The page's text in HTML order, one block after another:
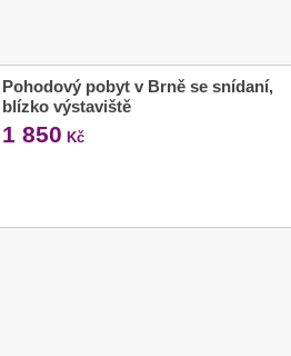
Pohodový pobyt v Brně se snídaní,
blízko výstaviště
1 850 Kč